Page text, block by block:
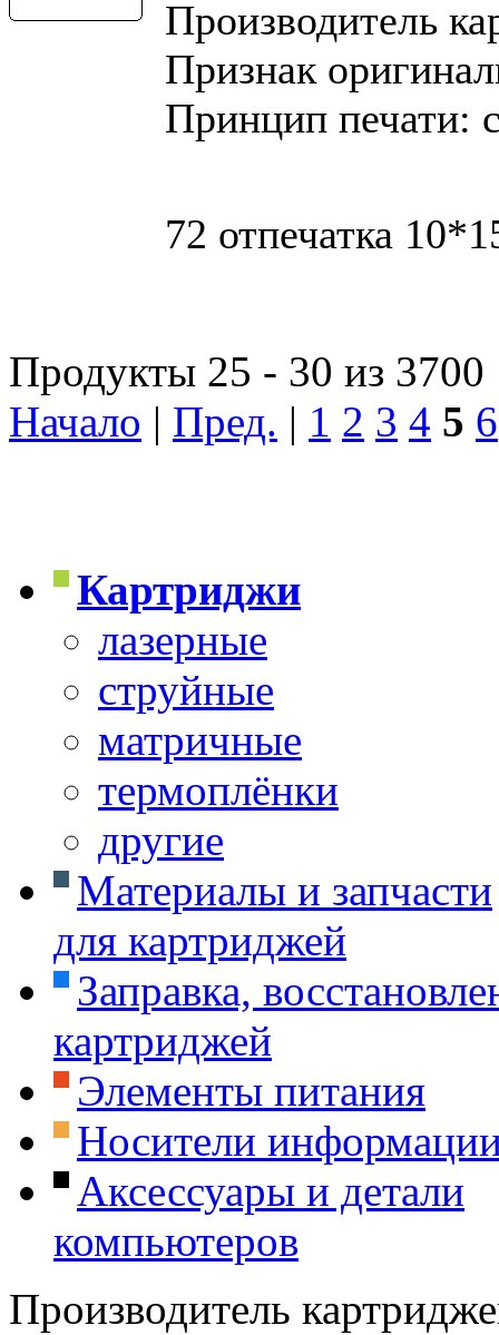
Производитель
Признак
Принцип печати:
72 отпечатка
Продукты 25 - 30 из 3700
Начало | Пред. | 1 2 3 4 5 6
Картриджи
лазерные
струйные
матричные
термоплёнки
другие
Материалы и запчасти
для картриджей
Заправка,
картриджей
Элементы питания
Носители
Аксессуары и детали
компьютеров
Производитель